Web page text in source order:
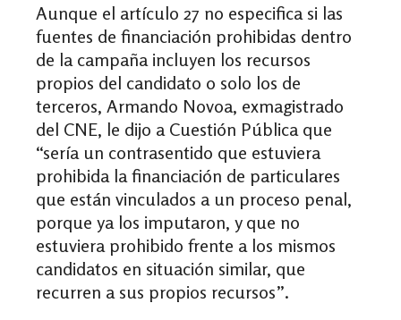
Aunque el artículo 27 no especifica si las
fuentes de financiación prohibidas dentro
de la campaña incluyen los recursos
propios del candidato o solo los de
terceros, Armando Novoa, exmagistrado
del CNE, le dijo a Cuestión Pública que
“sería un contrasentido que estuviera
prohibida la financiación de particulares
que están vinculados a un proceso penal,
porque ya los imputaron, y que no
estuviera prohibido frente a los mismos
candidatos en situación similar, que
recurren a sus propios recursos”.